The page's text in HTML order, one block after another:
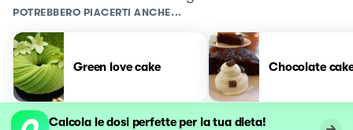
POTREBBERO PIACERTI ANCHE...
Green love cake Chocolate
Calcola le dosi perfette per la tua dieta!